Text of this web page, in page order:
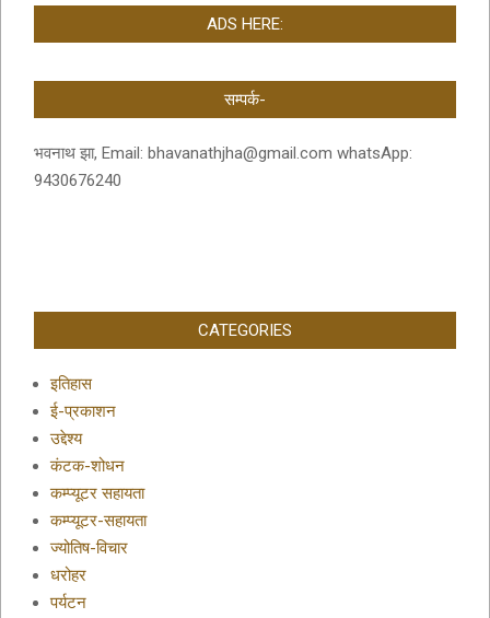
ADS HERE:
सम्पर्क-
भवनाथ झा, Email: bhavanathjha@gmail.com whatsApp:
9430676240
CATEGORIES
इतिहास
ई-प्रकाशन
उद्देश्य
कंटक-शोधन
कम्प्यूटर सहायता
कम्प्यूटर-सहायता
ज्योतिष-विचार
धरोहर
पर्यटन